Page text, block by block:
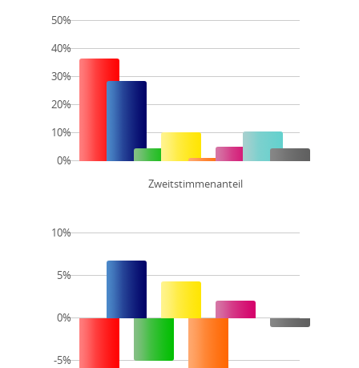
Zweitstimmenanteil
50%
40%
30%
20%
10%
0%
10%
5%
0%
-5%